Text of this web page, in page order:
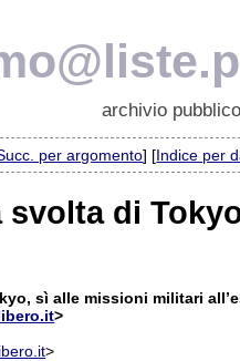
archivio pubblico
per argomento] [Indice per
svolta di
sì alle missioni militari
>
>